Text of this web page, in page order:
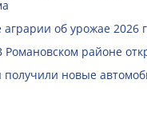
аграрии об урожае 2026
районе
новые